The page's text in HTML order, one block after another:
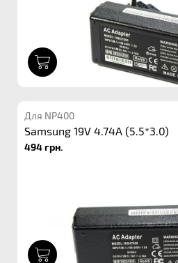
Для NP400
Samsung 19V 4.74A (5.5*3.0)
494 грн.